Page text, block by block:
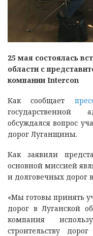
25 мая состоялась
области с
компании Intercon
Как сообщает
государственной
обсуждался вопрос
дорог Луганщины.
Как заявили
основной миссией
и долговечных дорог
«Мы готовы принять
дорог в Луганской
компания
строительству